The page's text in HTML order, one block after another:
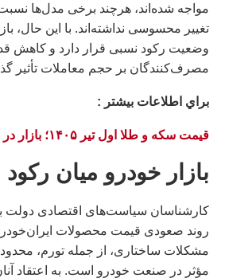
مواجه شده‌اند، هرچند برخی مدل‌ها
تغییر محسوسی نداشته‌اند. با این حال،
وضعیت رکود نسبی قرار دارد و کاهش
مصرف‌کنندگان بر حجم معاملات تأثیر
براي اطلاعات بيشتر :
قیمت سکه و طلا اول تیر ۱۴۰۵؛ بازار در مسیر صعود
بازار خودرو میان
كارشناسان سیاست‌های اقتصادی دولت بر
روند صعودی قیمت محصولات
مشکلات ساختاری، از جمله تورم،
مؤثر در صنعت خودرو است. به اعتقاد